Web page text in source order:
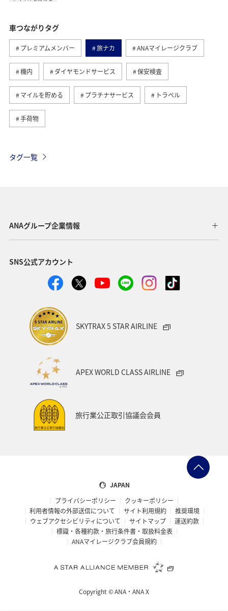
車つながりタグ
プレミアムメンバー 旅ナカ ANAマイレージクラブ
機内 ダイヤモンドサービス 保安検査
マイルを貯める プラチナサービス トラベル
手荷物
タグ一覧
ANAグループ企業情報
SNS公式アカウント
SKYTRAX 5 STAR AIRLINE
APEX WORLD CLASS AIRLINE
旅行業公正取引協議会会員
JAPAN
プライバシーポリシー
クッキーポリシー
利用者情報の外部送信について
サイト利用規約
推奨環境
ウェブアクセシビリティについて
サイトマップ
運送約款
標識・各種約款・旅行条件書・取扱料金表
ANAマイレージクラブ会員規約
Copyright ©ANA・ANA X